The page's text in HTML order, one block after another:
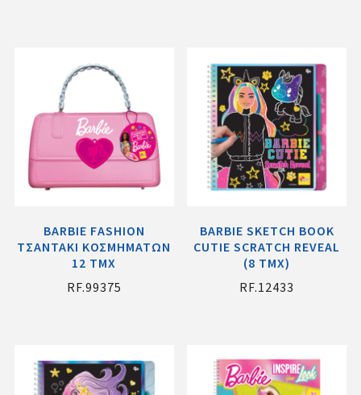
ΒΑRΒΙΕ FΑSΗΙΟΝ
ΤΣΑΝΤΑΚΙ ΚΟΣΜΗΜΑΤΩΝ
12 TMX
RF.99375
BARBIE SKETCH BOOK
CUTIE SCRATCH REVEAL
(8 ΤΜΧ)
RF.12433